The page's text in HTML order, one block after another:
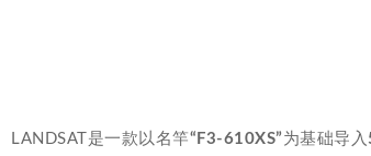
LANDSAT是一款以名竿“F3-610XS” 为基础导入